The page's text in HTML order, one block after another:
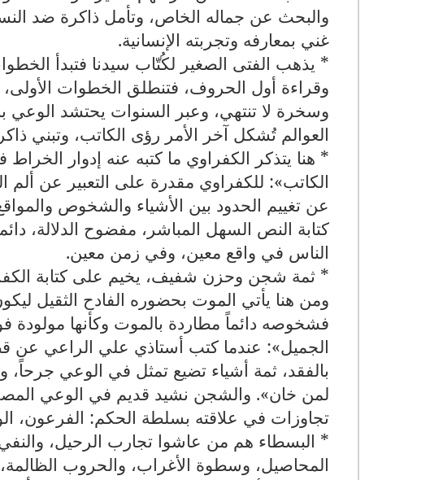
والبحث عن جماله الخاص، وتأمل ذاكرة ضد
غني بمعارفه وتجربته الإنسانية.
* يذهب الفتى الصغير لكُتّاب سيدنا فتبدأ
وقراءة أول الحروف، فتنطلق الخطوات
وسخرة لا تنتهي، وعبر السنوات يحتشد الوعي
العوالم تُشكل آخر الأمر رؤى الكاتب، وتبني
* هنا يتذكر الكفراوي ما كتبه عنه إدوار
الكاتب»: للكفراوي مقدرة على التعبير عن ألم
عن تغييم الحدود بين الأشياء والشخوص
كتابة النص السهل المباشر، مفضوح الدلالة،
الناس في واقع معين، وفي زمن معين.
* ثمة شجن وحزن شفيف، يخيم على كتابة
ومن هنا يأتي الموت بحضوره الفادح الثقيل
فشخوصه دائماً مطاردة بالموت وكأنها مولودة
الجميل»: عندما كتب أستاذي علي الراعي
بالفقد، ثمة أشياء تضيع تمثل في الوعي جرحاً،
لمن خان». والشجن نشيد قديم في الوعي
تجاوزات في علاقته بسلطة الحكم: الفرعون،
* البسطاء هم من عاشوا تجارب الرحيل،
المحاصيل، وسطوة الأغراب، والحروب